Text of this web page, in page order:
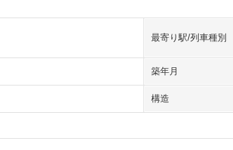
最寄り駅/列車種別
築年月
構造